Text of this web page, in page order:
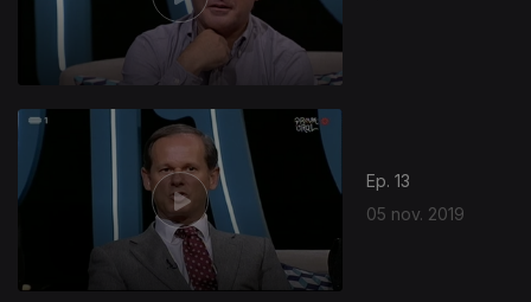
Ep. 13
05 nov. 2019